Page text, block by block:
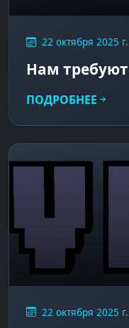
22 октября 2025 г.
Нам
ПОДРОБНЕЕ
22 октября 2025 г.